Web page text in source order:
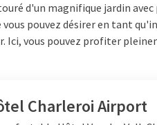
d'un magnifique jardin
vous pouvez désirer en tant
Ici, vous pouvez profiter
Charleroi Airport